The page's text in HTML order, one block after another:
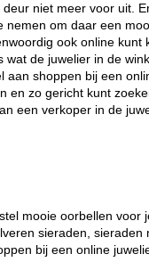
niet meer voor uit.
nemen om daar een
ook online kunt
de juwelier in de
shoppen bij een
en zo gericht kunt
een verkoper in de
mooie oorbellen voor
sieraden, sieraden
bij een online